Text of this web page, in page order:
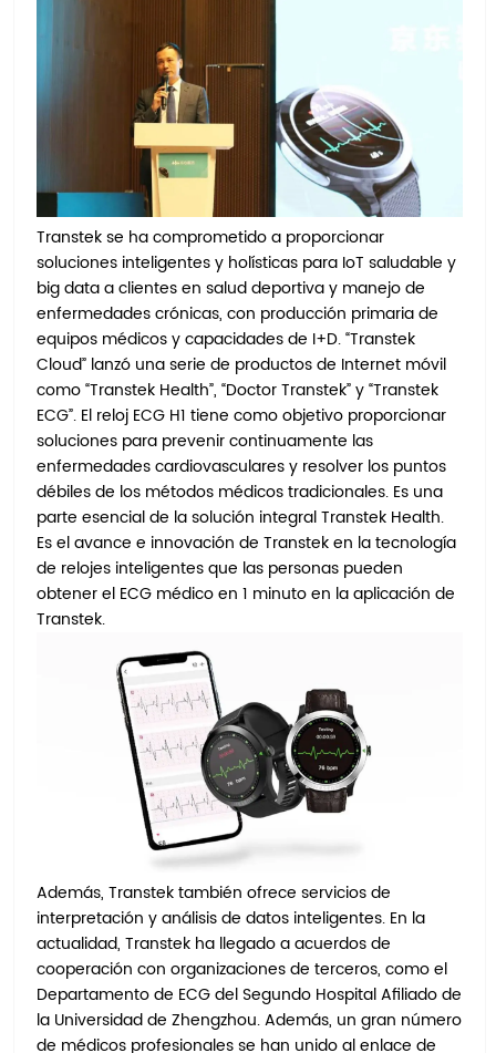
Transtek se ha comprometido a proporcionar
soluciones inteligentes y holísticas para IoT saludable y
big data a clientes en salud deportiva y manejo de
enfermedades crónicas, con producción primaria de
equipos médicos y capacidades de I+D. “Transtek
Cloud” lanzó una serie de productos de Internet móvil
como “Transtek Health”, “Doctor Transtek” y “Transtek
ECG”. El reloj ECG H1 tiene como objetivo proporcionar
soluciones para prevenir continuamente las
enfermedades cardiovasculares y resolver los puntos
débiles de los métodos médicos tradicionales. Es una
parte esencial de la solución integral Transtek Health.
Es el avance e innovación de Transtek en la tecnología
de relojes inteligentes que las personas pueden
obtener el ECG médico en 1 minuto en la aplicación de
Transtek.
Además, Transtek también ofrece servicios de
interpretación y análisis de datos inteligentes. En la
actualidad, Transtek ha llegado a acuerdos de
cooperación con organizaciones de terceros, como el
Departamento de ECG del Segundo Hospital Afiliado de
la Universidad de Zhengzhou. Además, un gran número
de médicos profesionales se han unido al enlace de